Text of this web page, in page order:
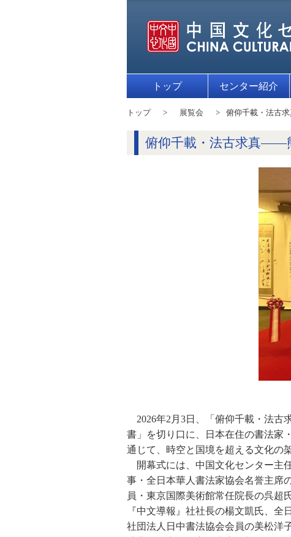
トップ センター紹介
トップ 展覧会 俯仰千載・法古
俯仰千載・法古求真——
2026年2月3日、「俯仰千載・法
書」を切り口に、日本在住の書法家
通じて、時空と国境を超える文化の
開幕式には、中国文化センター主
事・全日本華人書法家協会名誉主席
員・東京国際美術館常任院長の呉超
『中文導報』社社長の楊文凱氏、
社団法人日中書法協会会員の美松洋